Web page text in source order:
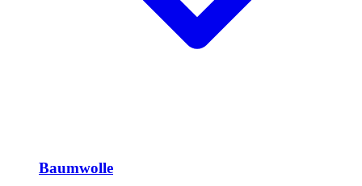
Baumwolle